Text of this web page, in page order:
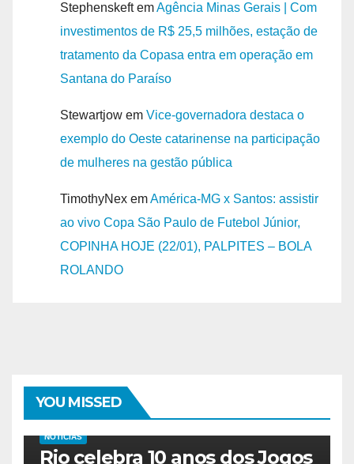
StephenskeftemAgência Minas Gerais | Com
investimentos de R$ 25,5 milhões, estação de
tratamento da Copasa entra em operação em
Santana do Paraíso
Stewartjow em Vice-governadora destaca o
exemplo do Oeste catarinense na participação
de mulheres na gestão pública
TimothyNex emAmérica-MG x Santos: assistir
ao vivo Copa São Paulo de Futebol Júnior,
COPINHA HOJE (22/01), PALPITES – BOLA
ROLANDO
YOU MISSED
NOTICIAS
Rio celebra 10 anos dos Jogos